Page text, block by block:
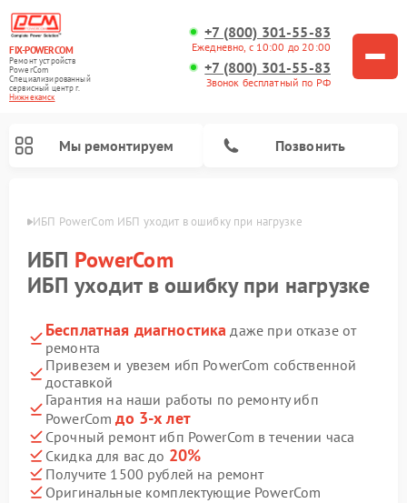
FIX-POWERCOM
Ремонт устройств
PowerCom
Специализированный
cервисный центр г.
Нижнекамск
+7 (800) 301-55-83
Ежедневно, с 10:00 до 20:00
+7 (800) 301-55-83
Звонок бесплатный по РФ
Мы ремонтируем Позвонить
ИБП PowerCom ИБП уходит в ошибку при нагрузке
ИБП PowerCom
ИБП уходит в ошибку при нагрузке
Бесплатная диагностика даже при отказе от
ремонта
Привезем и увезем ибп PowerCom собственной
доставкой
Гарантия на наши работы по ремонту ибп
PowerComдо 3-х лет
Срочный ремонт ибп PowerCom в течении часа
Скидка для вас до 20%
Получите 1500 рублей на ремонт
Оригинальные комплектующие PowerCom